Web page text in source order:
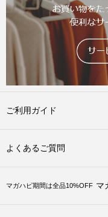
ご利用ガイド
よくあるご質問
マガハピ期間は全品10%OFF マ